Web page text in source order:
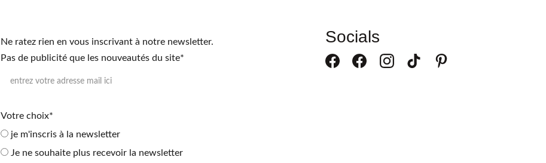
Socials
Ne ratez rien en vous inscrivant à notre newsletter.
Pas de publicité que les nouveautés du site*
Votre choix*
je m'inscris à la newsletter
Je ne souhaite plus recevoir la newsletter